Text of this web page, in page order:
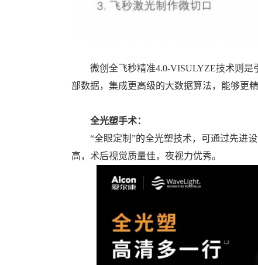
微创全飞秒精准4.0-VISULYZE技术则是
部数据，集成更高级的大数据算法，能够更
全光塑手术：
“全眼定制”的全光塑技术，可通过先进
高，术后视觉质量佳，夜视力优秀。